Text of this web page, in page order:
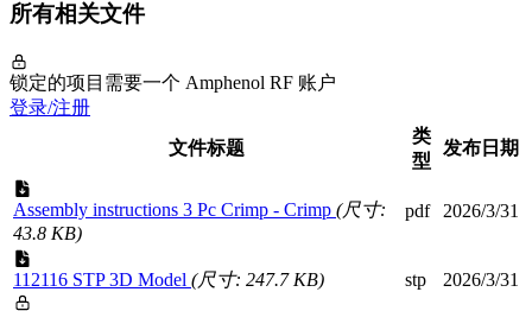
所有相关文件
锁定的项目需要一个 Amphenol RF 账户
登录/注册
文件标题
类
型
发布日期
Assembly instructions 3 Pc Crimp - Crimp (尺寸:
43.8 KB)
pdf 2026/3/31
112116 STP 3D Model (尺寸: 247.7 KB) stp 2026/3/31